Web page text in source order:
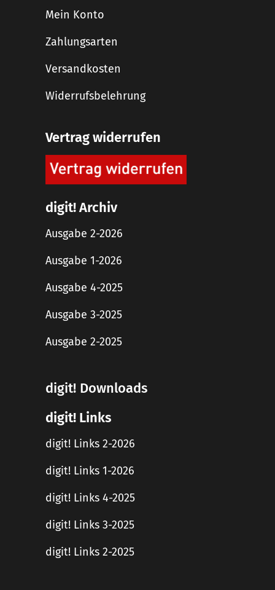
Mein Konto
Zahlungsarten
Versandkosten
Widerrufsbelehrung
Vertrag widerrufen
digit! Archiv
Ausgabe 2-2026
Ausgabe 1-2026
Ausgabe 4-2025
Ausgabe 3-2025
Ausgabe 2-2025
digit! Downloads
digit! Links
digit! Links 2-2026
digit! Links 1-2026
digit! Links 4-2025
digit! Links 3-2025
digit! Links 2-2025